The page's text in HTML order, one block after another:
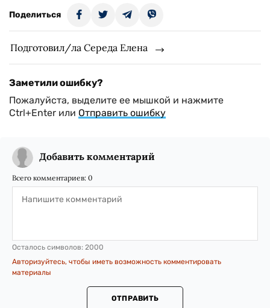
Поделиться
Подготовил/ла Середа Елена
Заметили ошибку?
Пожалуйста, выделите ее мышкой и нажмите
Ctrl+Enter или Отправить ошибку
Добавить комментарий
Всего комментариев: 0
Осталось символов: 2000
Авторизуйтесь, чтобы иметь возможность комментировать
материалы
ОТПРАВИТЬ